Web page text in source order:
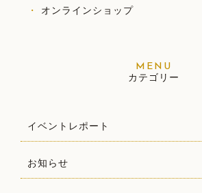
オンラインショップ
カテゴリー
イベントレポート
お知らせ